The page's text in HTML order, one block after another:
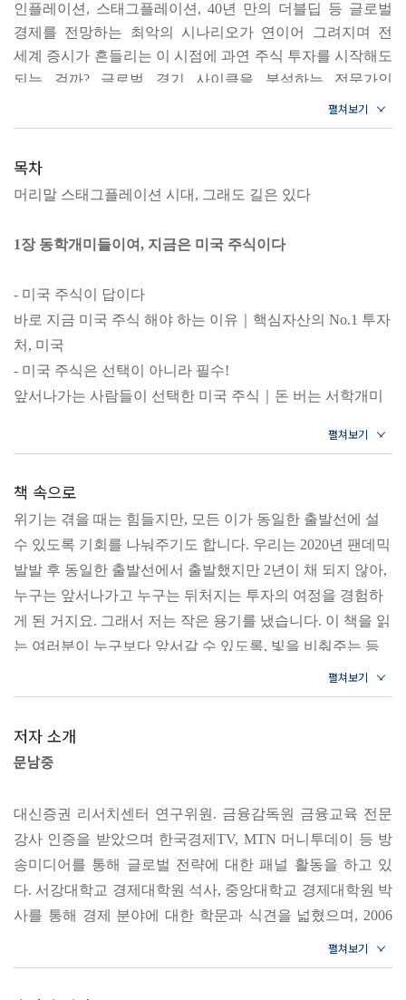
인플레이션, 스태그플레이션, 40년 만의 더블딥 등 글로벌
경제를 전망하는 최악의 시나리오가 연이어 그려지며 전
세계 증시가 흔들리는 이 시점에 과연 주식 투자를 시작해도
되는 걸까? 글로벌 경기 사이클을 분석하는 전문가인
문남중 저자는 바로 지금이 미국 주식에 투자해야 할
타이밍이라고 말한다.
전 세계 경제 규모 1위이자 시가총액 1위 국가, 미국 주식에
투자해야 하는 이유는 확실하다. 오르락내리락 불경기에서
생산성을 높이는 꾸준한 R&D, 낮은 고령화 속도에서
일자리 창출과 소비 확대의 기반이 되는 리쇼어링이
미국이라는 국가의 장기적 성장을 뒷받침한다.
또한 메타 플랫폼스가 이끄는 ‘메타버스’, 테슬라의
‘우주항공’, 텔라닥 헬스의 ‘디지털 헬스케어’까지… 미래
경제 성장의 중심 산업은 모두 미국 기업이 선도한다. 지금
당장 수익이 되지 않더라도 지속적인 투자를 이어갈 수 있는
된다. 과거의 세계 경제위기마다 빠르게 회복하고 꾸준히
성장한 경험치가 쌓인 나라, 오늘날 세계 경제를 견인하는
유일한 국가, 미국 주식을 시작해야 하는 이유다.
10년 뒤 무조건 오르는 종목이 보인다
‘미국 주식 투자의 정석’으로 공부하라
전 세계 주식시장이 공포로 만연하지만, 지금이야말로
투자하기 전 꼭 알아야 할 것들이 모두 담겨 있다. 먼저 이
책에 담긴 분야별 1등 블루칩 기업, 모두가 아는 1등 종목
기업들의 주가 흐름부터 실적 현황, 앞으로의 전망을 토대로
한 투자 포인트에 주목해보자. 내 돈을 지키는 든든한
가치주부터 멀리 보면 큰 수익을 낼 수 있는 성장주까지…
각자의 성향에 맞는 투자 종목을 배울 수 있다. 개별 종목
목차
머리말 스태그플레이션 시대, 그래도 길은 있다
1장 동학개미들이여, 지금은 미국 주식이다
- 미국 주식이 답이다
바로 지금 미국 주식 해야 하는 이유｜핵심자산의 No.1 투자
처, 미국
- 미국 주식은 선택이 아니라 필수!
앞서나가는 사람들이 선택한 미국 주식｜돈 버는 서학개미
- 미국 주식의 개념 이해하기
미국 주식시장의 특징과 구성｜미국 주식의 역사 속으로
- 미국 주식 사용설명서
미국 주식 투자를 위한 필수 상식｜미국 주식 세금은 어떻게
다를까?
[부록] 미국 주식 세금 정리
3장 투자하고 싶은 미국 주식 고르기
- 투자 종목 찾기 전 이것부터 체크하자
미국 투자 정보, 어디서 찾을까?｜PER, ROE가 뭐지? 기업
[부록] 기타 유용한 사이트
- 투자할 주식의 수익 목표 정하기
밸류에이션의 필요성｜적정가치 구하기
- 미국 주식 블루칩 찾기
블루칩이란?｜미국 1등 기업, 무엇이 있을까?
책 속으로
위기는 겪을 때는 힘들지만, 모든 이가 동일한 출발선에 설
수 있도록 기회를 나눠주기도 합니다. 우리는 2020년 팬데믹
발발 후 동일한 출발선에서 출발했지만 2년이 채 되지 않아,
누구는 앞서나가고 누구는 뒤처지는 투자의 여정을 경험하
게 된 거지요. 그래서 저는 작은 용기를 냈습니다. 이 책을 읽
는 여러분이 누구보다 앞서갈 수 있도록, 빛을 비춰주는 등
---「머리말 스태그플레이션 시대, 그래도 길은 있다」중에
이제는 미국 주식을 안 하는 것이 더 위험한 세상이 되었습
벌어들이는 기회가 많고, 벌어들이는 수익이 많은 만큼 실적
을 추종하는 주가라는 유기체의 특성상 주가가 계속 올라갈
가능성이 크기 때문이지요.
---「1장 동학개미들이여, 지금은 미국 주식이다」중에서
세계 경제는 제조 중심의 전통 경제에서 인터넷 서비스 중심
저자 소개
문남중
대신증권 리서치센터 연구위원. 금융감독원 금융교육 전문
강사 인증을 받았으며 한국경제TV, MTN 머니투데이 등 방
송미디어를 통해 글로벌 전략에 대한 패널 활동을 하고 있
다. 서강대학교 경제대학원 석사, 중앙대학교 경제대학원 박
사를 통해 경제 분야에 대한 학문과 식견을 넓혔으며, 2006
년 대신증권에 입사해 대신경제연구소를 거치며 금융 분야
의 전문성을 키워왔다. 불모지나 다름없던 국내 ETF 시장에